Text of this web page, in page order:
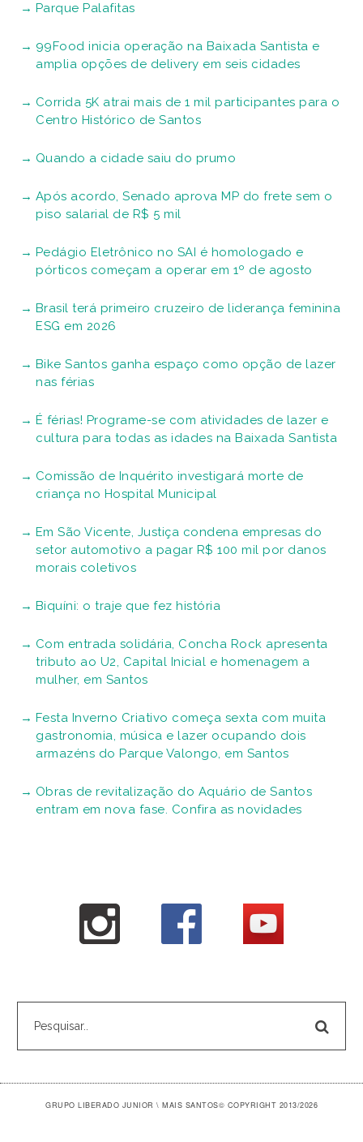
Parque Palafitas
99Food inicia operação na Baixada Santista e
amplia opções de delivery em seis cidades
Corrida 5K atrai mais de 1 mil participantes para o
Centro Histórico de Santos
Quando a cidade saiu do prumo
Após acordo, Senado aprova MP do frete sem o
piso salarial de R$ 5 mil
Pedágio Eletrônico no SAI é homologado e
pórticos começam a operar em 1º de agosto
Brasil terá primeiro cruzeiro de liderança feminina
ESG em 2026
Bike Santos ganha espaço como opção de lazer
nas férias
É férias! Programe-se com atividades de lazer e
cultura para todas as idades na Baixada Santista
Comissão de Inquérito investigará morte de
criança no Hospital Municipal
Em São Vicente, Justiça condena empresas do
setor automotivo a pagar R$ 100 mil por danos
morais coletivos
Biquíni: o traje que fez história
Com entrada solidária, Concha Rock apresenta
tributo ao U2, Capital Inicial e homenagem a
mulher, em Santos
Festa Inverno Criativo começa sexta com muita
gastronomia, música e lazer ocupando dois
armazéns do Parque Valongo, em Santos
Obras de revitalização do Aquário de Santos
entram em nova fase. Confira as novidades
GRUPO LIBERADO JUNIOR \ MAIS SANTOS© COPYRIGHT 2013/2026